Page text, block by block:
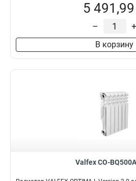
5
– +
В корзину
Valfex CO-